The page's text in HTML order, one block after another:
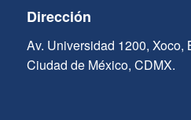
Dirección
Av. Universidad 1200, Xoco,
Ciudad de México, CDMX.